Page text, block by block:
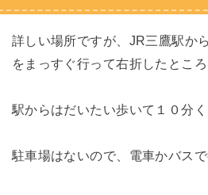
詳しい場所ですが、JR三鷹駅か
をまっすぐ行って右折したところ
駅からはだいたい歩いて１０分く
駐車場はないので、電車かバスで